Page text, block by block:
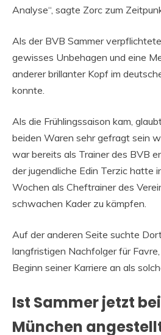
Analyse“, sagte Zorc zum
Als der BVB Sammer
gewisses Unbehagen und eine
anderer brillanter Kopf im
konnte.
Als die Frühlingssaison kam,
beiden Waren sehr gefragt sein
war bereits als Trainer des BVB
der jugendliche Edin Terzic hatte
Wochen als Cheftrainer des
schwachen Kader zu kämpfen.
Auf der anderen Seite suchte
langfristigen Nachfolger für
Beginn seiner Karriere an als
Ist Sammer jetzt
München